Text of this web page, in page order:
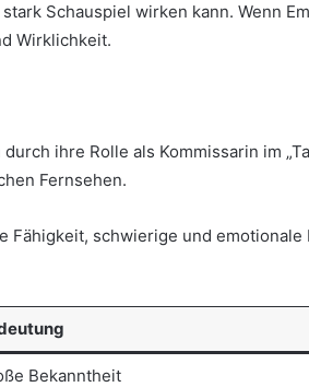
Schauspiel wirken kann. Wenn
Wirklichkeit.
ihre Rolle als Kommissarin im
Fernsehen.
schwierige und emotionale
Bekanntheit